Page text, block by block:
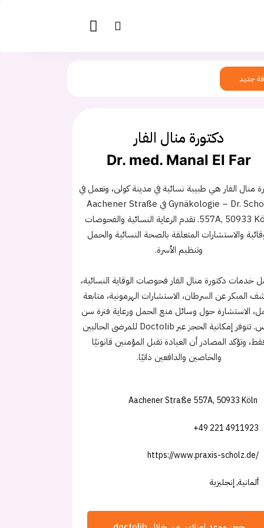
جديد
دكتورة منال الفار
Dr. med. Manal El Far
منال الفار هي طبيبة نسائية في مدينة كولن، وتعمل في
Gynäkologie – Dr. Scholz في Aachener Straße
557A, 50933 Köln. تقدم الرعاية النسائية والفحوصات
والاستشارات المتعلقة بالصحة النسائية والحمل
وتنظيم الأسرة.
خدمات دكتورة منال الفار فحوصات الوقاية النسائية،
المبكر عن السرطان، الاستشارات الهرمونية، متابعة
الاستشارة حول وسائل منع الحمل ورعاية فترة سن
اليأس. تتوفر إمكانية الحجز عبر Doctolib للمرضى الحاليين
وتؤكد المصادر أن العيادة تقبل المؤمنين قانونيًا
والخاصين والدافعين ذاتيًا.
Aachener Straße 557A, 50933 Köln
+49 221 4911923
https://www.praxis-scholz.de/
ألمانية, إنجليزية